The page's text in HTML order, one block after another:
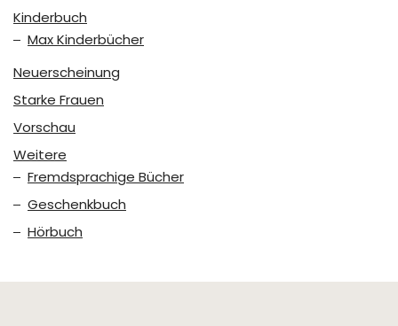
Kinderbuch
Max Kinderbücher
Neuerscheinung
Starke Frauen
Vorschau
Weitere
Fremdsprachige Bücher
Geschenkbuch
Hörbuch